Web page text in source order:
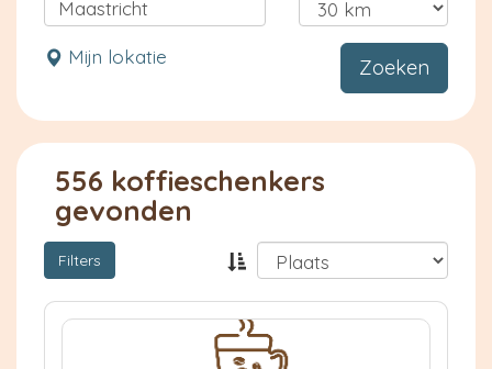
Mijn lokatie Zoeken
556 koffieschenkers
gevonden
Filters